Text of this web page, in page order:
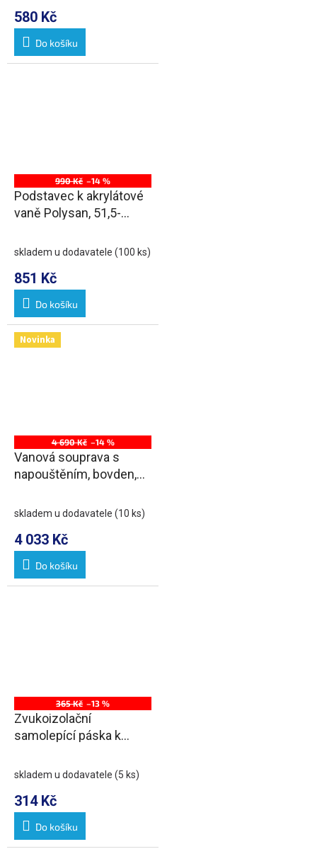
580 Kč
Do košíku
990 Kč –14 %
Podstavec k akrylátové
vaně Polysan, 51,5-
skladem u dodavatele (100 ks)
851 Kč
Do košíku
Novinka
4 690 Kč –14 %
Vanová souprava s
napouštěním, bovden,
72mm, chrom
skladem u dodavatele (10 ks)
4 033 Kč
Do košíku
365 Kč –13 %
Zvukoizolační
samolepící páska k
skladem u dodavatele (5 ks)
314 Kč
Do košíku